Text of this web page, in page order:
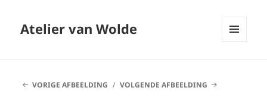
Atelier van Wolde
VORIGE AFBEELDING
VOLGENDE AFBEELDING